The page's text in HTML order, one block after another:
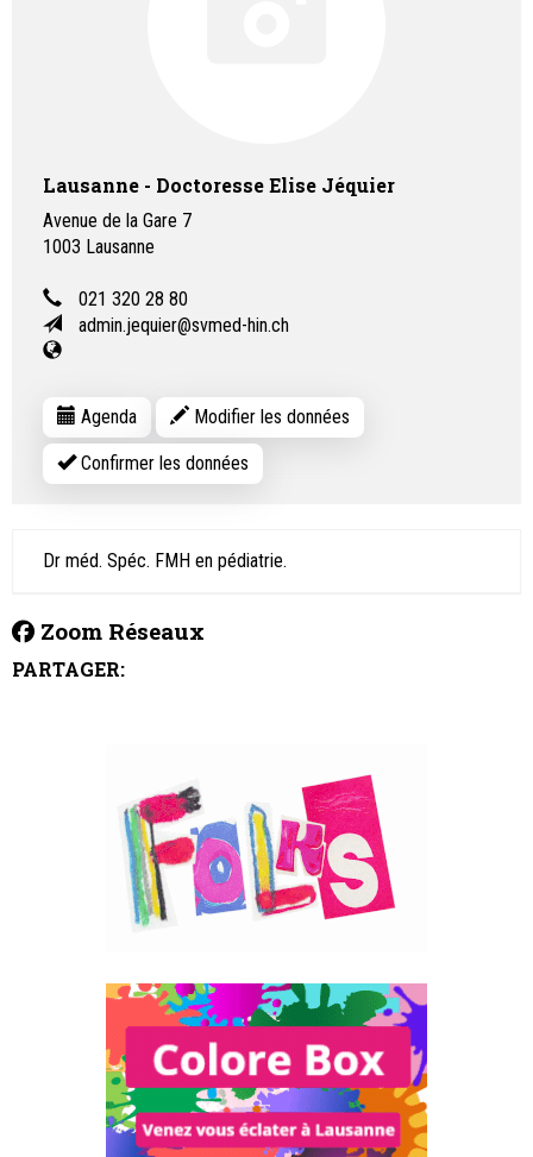
Lausanne - Doctoresse Elise Jéquier
Avenue de la Gare 7
1003 Lausanne
021 320 28 80
admin.jequier@svmed-hin.ch
Agenda Modifier les données
Confirmer les données
Dr méd. Spéc. FMH en pédiatrie.
Zoom Réseaux
PARTAGER: